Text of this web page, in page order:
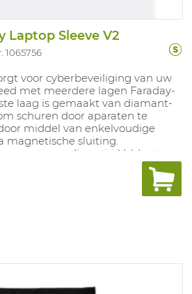
Laptop Sleeve V2
1065756
voor cyberbeveiliging van uw
met meerdere lagen Faraday-
laag is gemaakt van diamant-
schuren door aparaten te
middel van enkelvoudige
magnetische sluiting.
zorgt voor discretie. Voldoet aan
26,8 x 41,2 cm.